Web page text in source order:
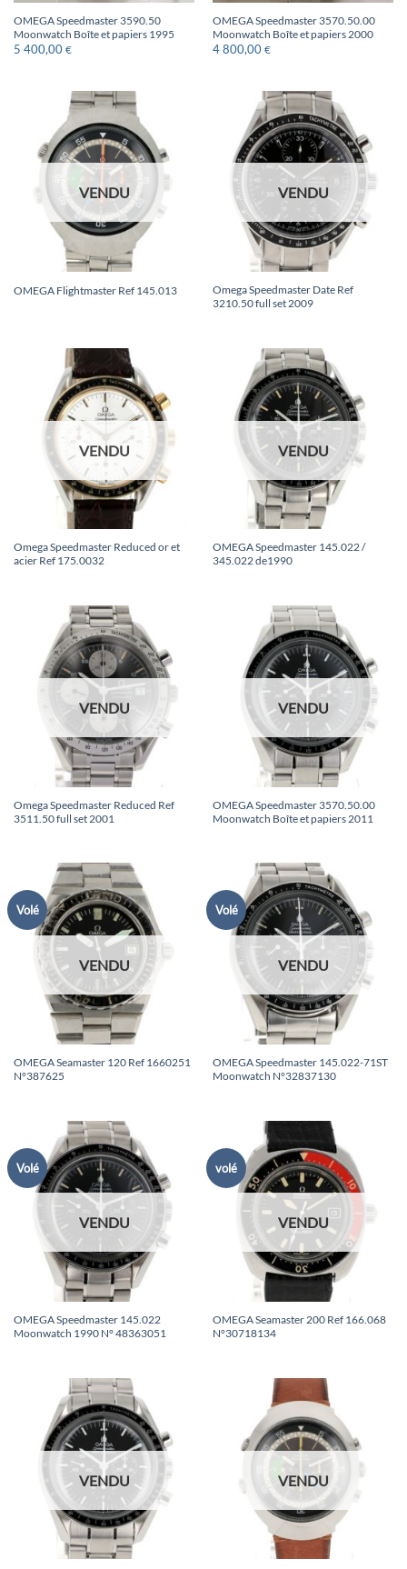
OMEGA Speedmaster 3590.50
Moonwatch Boîte et papiers 1995
5 400,00 €
OMEGA Speedmaster 3570.50.00
Moonwatch Boîte et papiers 2000
4 800,00 €
VENDU
OMEGA Flightmaster Ref 145.013
VENDU
Omega Speedmaster Date Ref
3210.50 full set 2009
VENDU
Omega Speedmaster Reduced or et
acier Ref 175.0032
VENDU
OMEGA Speedmaster 145.022 /
345.022 de1990
VENDU
Omega Speedmaster Reduced Ref
3511.50 full set 2001
VENDU
OMEGA Speedmaster 3570.50.00
Moonwatch Boîte et papiers 2011
Volé
VENDU
OMEGA Seamaster 120 Ref 1660251
N°387625
Volé
VENDU
OMEGA Speedmaster 145.022-71ST
Moonwatch N°32837130
Volé
VENDU
OMEGA Speedmaster 145.022
Moonwatch 1990 N° 48363051
volé
VENDU
OMEGA Seamaster 200 Ref 166.068
N°30718134
VENDU VENDU